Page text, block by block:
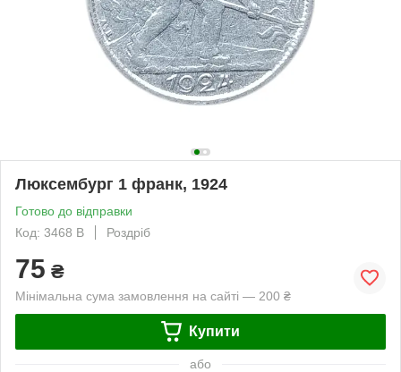
Люксембург 1 франк, 1924
Готово до відправки
Код: 3468 B
Роздріб
75 ₴
Мінімальна сума замовлення на сайті — 200 ₴
Купити
або